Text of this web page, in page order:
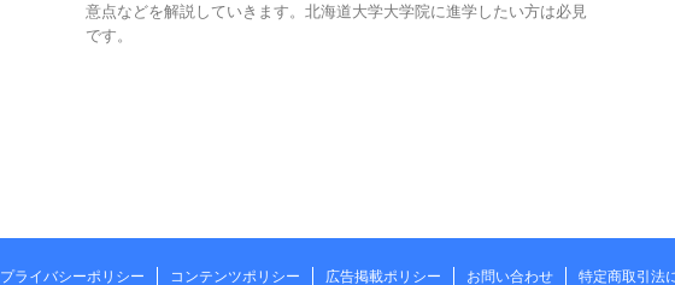
意点などを解説していきます。北海道大学大学院に進学したい方は必見
です。
プライバシーポリシー コンテンツポリシー 広告掲載ポリシー お問い合わせ 特定商取引法